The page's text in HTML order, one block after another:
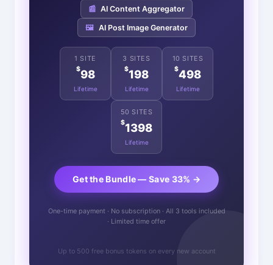
📰 AI Content Aggregator
🖼️ AI Post Image Generator
1 SITE
$98
Lifetime
3 SITES
$198
Lifetime
10 SITES
$498
Lifetime
50 SITES
$1398
Lifetime
Get the Bundle — Save 33% →
One-time payment · No subscription · All 3 tools included
· Limited time offer
Up to 500 free bonus tokens on every new account